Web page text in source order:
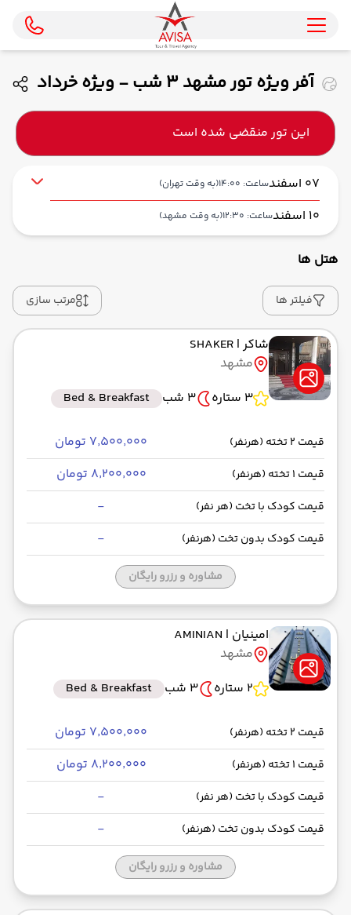
آفر ویژه تور مشهد 3 شب - ویژه خرداد
ماه 1405 ( تابان )
این تور منقضی شده است
07 اسفند ساعت: 14:00 (به وقت تهران)
10 اسفند ساعت: 12:30 (به وقت مشهد)
حرکت از مبدا: 14:00
به فرودگاه بین‌المللی شهید هاشمی‌نژاد MHD
رسیدن به مقصد : 15:30
تابان -Economy
مدت سفر: 01:30
از فرودگاه بین‌المللی شهید هاشمی‌نژاد MHD
حرکت از مبدا: 12:30
به فرودگاه مهرآباد THR
رسیدن به مقصد : 14:00
مدت سفر: 01:30
هتل ها
فیلتر ها مرتب سازی
شاکر| SHAKER
مشهد
3 ستاره
3 شب Bed & Breakfast
قیمت 2 تخته (هرنفر) ۷٬۵۰۰٬۰۰۰ تومان
قیمت 1 تخته (هرنفر) ۸٬۲۰۰٬۰۰۰ تومان
قیمت کودک با تخت (هر نفر) -
قیمت کودک بدون تخت (هرنفر) -
مشاوره و رزرو رایگان
امینیان | AMINIAN
مشهد
2 ستاره
3 شب Bed & Breakfast
قیمت 2 تخته (هرنفر) ۷٬۵۰۰٬۰۰۰ تومان
قیمت 1 تخته (هرنفر) ۸٬۲۰۰٬۰۰۰ تومان
قیمت کودک با تخت (هر نفر) -
قیمت کودک بدون تخت (هرنفر) -
مشاوره و رزرو رایگان